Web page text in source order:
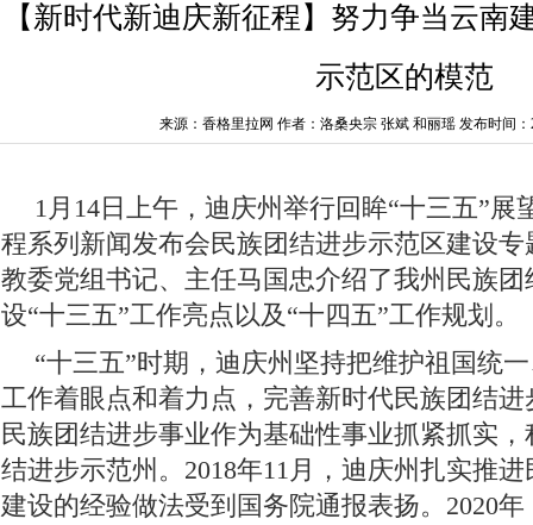
【新时代新迪庆新征程】努力争当云南
示范区的模范
来源：香格里拉网 作者：洛桑央宗 张斌 和丽瑶 发布时间：
1月14日上午，迪庆州举行回眸“十三五”展
程系列新闻发布会民族团结进步示范区建设
教委党组书记、主任马国忠介绍了我州民族
设“十三五”工作亮点以及“十四五”工作规划。
“十三五”时期，迪庆州坚持把维护祖国统
工作着眼点和着力点，完善新时代民族团结
民族团结进步事业作为基础性事业抓紧抓实
结进步示范州。2018年11月，迪庆州扎实推
建设的经验做法受到国务院通报表扬。2020